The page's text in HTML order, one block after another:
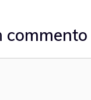
commento